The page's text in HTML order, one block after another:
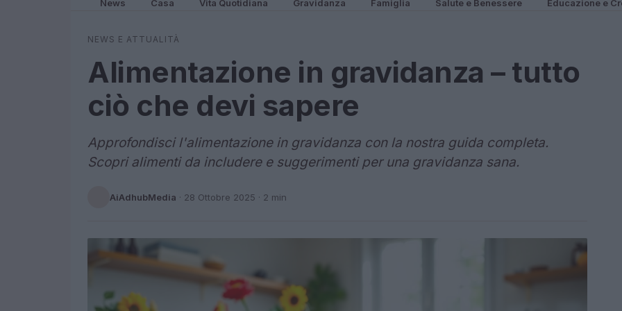
News Casa Vita Quotidiana Gravidanza Famiglia Salute e Benessere Educazione e
NEWS E ATTUALITÀ
Alimentazione in gravidanza – tutto
ciò che devi sapere
Approfondisci l'alimentazione in gravidanza con la nostra guida completa.
Scopri alimenti da includere e suggerimenti per una gravidanza sana.
AiAdhubMedia · 28 Ottobre 2025 · 2 min